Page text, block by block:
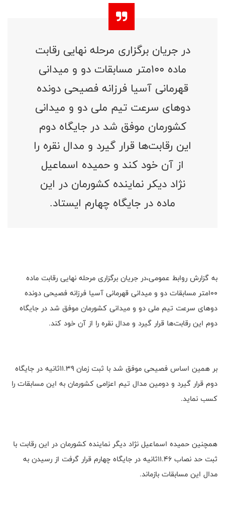
در جریان برگزاری مرحله نهایی رقابت
ماده ۱۰۰متر مسابقات دو و میدانی
قهرمانی آسیا فرزانه فصیحی دونده
دوهای سرعت تیم ملی دو و میدانی
کشورمان موفق شد در جایگاه دوم
این رقابت‌ها قرار گیرد و مدال نقره را
از آن خود کند و حمیده اسماعیل
نژاد دیکر نماینده کشورمان در این
ماده در جایگاه چهارم ایستاد.
به گزارش روابط عمومی،در جریان برگزاری مرحله نهایی رقابت ماده
۱۰۰متر مسابقات دو و میدانی قهرمانی آسیا فرزانه فصیحی دونده
دوهای سرعت تیم ملی دو و میدانی کشورمان موفق شد در جایگاه
دوم این رقابت‌ها قرار گیرد و مدال نقره را از آن خود کند.
بر همین اساس فصیحی موفق شد با ثبت زمان ۱۱.۳۹ثانیه در جایگاه
دوم قرار گیرد و دومین مدال تیم اعزامی کشورمان به این مسابقات را
کسب نماید.
همچنین حمیده اسماعیل نژاد دیگر نماینده کشورمان در این رقابت با
ثبت حد نصاب ۱۱.۴۶ثانیه در جایگاه چهارم قرار گرفت از رسیدن به
مدال این مسابقات بازماند.